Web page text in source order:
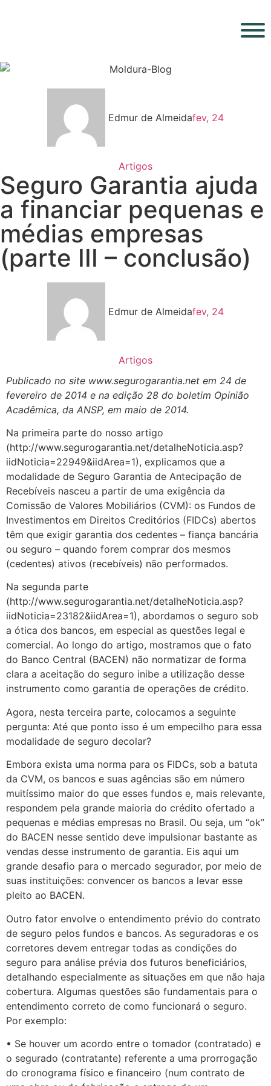
Edmur de Almeidafev, 24
Artigos
Seguro Garantia ajuda
a financiar pequenas e
médias empresas
(parte III – conclusão)
Edmur de Almeidafev, 24
Artigos
Publicado no site www.segurogarantia.net em 24 de
fevereiro de 2014 e na edição 28 do boletim Opinião
Acadêmica, da ANSP, em maio de 2014.
Na primeira parte do nosso artigo
(http://www.segurogarantia.net/detalheNoticia.asp?
iidNoticia=22949&iidArea=1), explicamos que a
modalidade de Seguro Garantia de Antecipação de
Recebíveis nasceu a partir de uma exigência da
Comissão de Valores Mobiliários (CVM): os Fundos de
Investimentos em Direitos Creditórios (FIDCs) abertos
têm que exigir garantia dos cedentes – fiança bancária
ou seguro – quando forem comprar dos mesmos
(cedentes) ativos (recebíveis) não performados.
Na segunda parte
(http://www.segurogarantia.net/detalheNoticia.asp?
iidNoticia=23182&iidArea=1), abordamos o seguro sob
a ótica dos bancos, em especial as questões legal e
comercial. Ao longo do artigo, mostramos que o fato
do Banco Central (BACEN) não normatizar de forma
clara a aceitação do seguro inibe a utilização desse
instrumento como garantia de operações de crédito.
Agora, nesta terceira parte, colocamos a seguinte
pergunta: Até que ponto isso é um empecilho para essa
modalidade de seguro decolar?
Embora exista uma norma para os FIDCs, sob a batuta
da CVM, os bancos e suas agências são em número
muitíssimo maior do que esses fundos e, mais relevante,
respondem pela grande maioria do crédito ofertado a
pequenas e médias empresas no Brasil. Ou seja, um “ok”
do BACEN nesse sentido deve impulsionar bastante as
vendas desse instrumento de garantia. Eis aqui um
grande desafio para o mercado segurador, por meio de
suas instituições: convencer os bancos a levar esse
pleito ao BACEN.
Outro fator envolve o entendimento prévio do contrato
de seguro pelos fundos e bancos. As seguradoras e os
corretores devem entregar todas as condições do
seguro para análise prévia dos futuros beneficiários,
detalhando especialmente as situações em que não haja
cobertura. Algumas questões são fundamentais para o
entendimento correto de como funcionará o seguro.
Por exemplo:
• Se houver um acordo entre o tomador (contratado) e
o segurado (contratante) referente a uma prorrogação
do cronograma físico e financeiro (num contrato de